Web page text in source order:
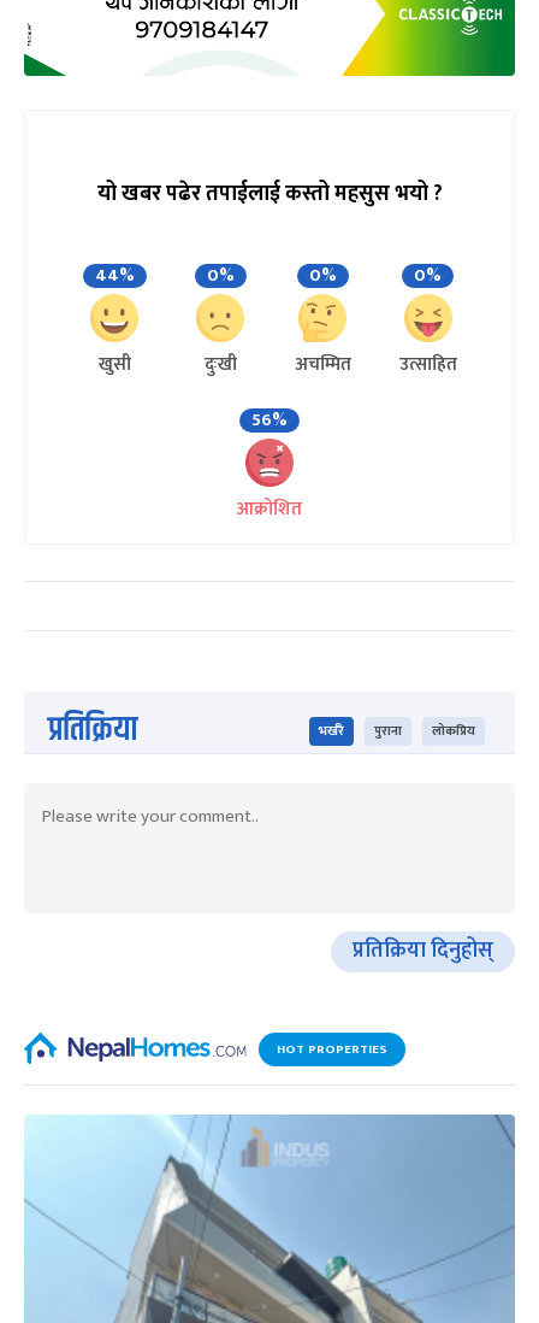
यो खबर पढेर तपाईलाई कस्तो महसुस भयो ?
44%
खुसी
0%
दुःखी
0%
अचम्मित
0%
उत्साहित
56%
आक्रोशित
प्रतिक्रिया भर्खरै पुराना लोकप्रिय
प्रतिक्रिया दिनुहोस्
HOT PROPERTIES